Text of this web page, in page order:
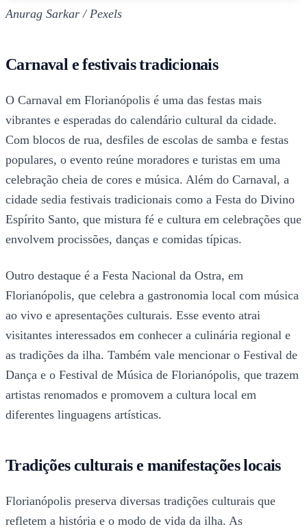
Anurag Sarkar / Pexels
Carnaval e festivais tradicionais
O Carnaval em Florianópolis é uma das festas mais
vibrantes e esperadas do calendário cultural da cidade.
Com blocos de rua, desfiles de escolas de samba e festas
populares, o evento reúne moradores e turistas em uma
celebração cheia de cores e música. Além do Carnaval, a
cidade sedia festivais tradicionais como a Festa do Divino
Espírito Santo, que mistura fé e cultura em celebrações que
envolvem procissões, danças e comidas típicas.
Outro destaque é a Festa Nacional da Ostra, em
Florianópolis, que celebra a gastronomia local com música
ao vivo e apresentações culturais. Esse evento atrai
visitantes interessados em conhecer a culinária regional e
as tradições da ilha. Também vale mencionar o Festival de
Dança e o Festival de Música de Florianópolis, que trazem
artistas renomados e promovem a cultura local em
diferentes linguagens artísticas.
Tradições culturais e manifestações locais
Florianópolis preserva diversas tradições culturais que
refletem a história e o modo de vida da ilha. As